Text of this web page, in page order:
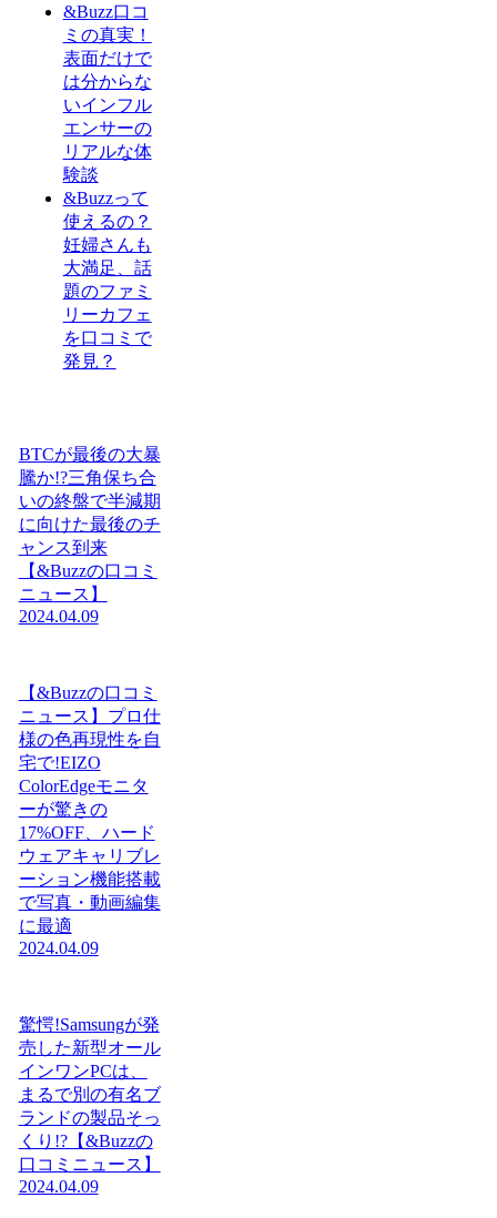
&Buzz口コ
ミの真実！
表面だけで
は分からな
いインフル
エンサーの
リアルな体
験談
&Buzzって
使えるの？
妊婦さんも
大満足、話
題のファミ
リーカフェ
を口コミで
発見？
BTCが最後の大暴
騰か!?三角保ち合
いの終盤で半減期
に向けた最後のチ
ャンス到来
【&Buzzの口コミ
ニュース】
2024.04.09
【&Buzzの口コミ
ニュース】プロ仕
様の色再現性を自
宅で!EIZO
ColorEdgeモニタ
ーが驚きの
17%OFF、ハード
ウェアキャリブレ
ーション機能搭載
で写真・動画編集
に最適
2024.04.09
驚愕!Samsungが発
売した新型オール
インワンPCは、
まるで別の有名ブ
ランドの製品そっ
くり!?【&Buzzの
口コミニュース】
2024.04.09